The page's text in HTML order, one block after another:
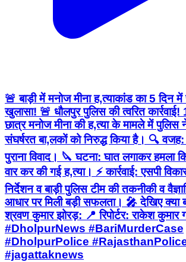
🚨 बाड़ी में मनोज मीना ह,त्याकांड का 5
खुलासा! 🚨 धौलपुर पुलिस की त्वरित
छात्र मनोज मीना की ह,त्या के मामले में पुलिस
संघर्षरत बा,लकों को निरुद्ध किया है। 🔍
पुराना विवाद। 🔪 घटना: घात लगाकर हमला
वार कर की गई ह,त्या। ⚡ कार्रवाई: एसपी
निर्देशन व बाड़ी पुलिस टीम की तकनीकी व
आधार पर मिली बड़ी सफलता। 🎤 देखिए क्या
श्रवण कुमार झोरड़: 📍 रिपोर्टर: राकेश कुमार
#DholpurNews #BariMurderCase
#DholpurPolice
#jagattaknews